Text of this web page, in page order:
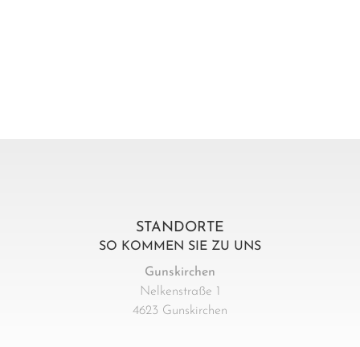
STANDORTE
SO KOMMEN SIE ZU UNS
Gunskirchen
Nelkenstraße 1
4623 Gunskirchen